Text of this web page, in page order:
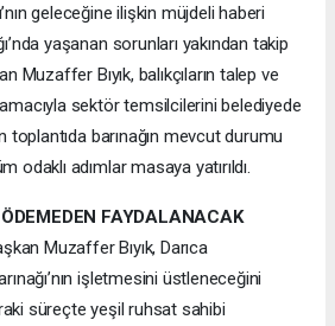
geleceğine ilişkin müjdeli haberi
yaşanan sorunları yakından takip
Muzaffer Bıyık, balıkçıların talep ve
sektör temsilcilerini belediyede
toplantıda barınağın mevcut durumu
odaklı adımlar masaya yatırıldı.
FAYDALANACAK
Muzaffer Bıyık, Darıca
işletmesini üstleneceğini
süreçte yeşil ruhsat sahibi